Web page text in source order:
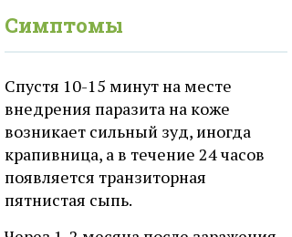
Симптомы
Спустя 10-15 минут на месте
внедрения паразита на коже
возникает сильный зуд, иногда
крапивница, а в течение 24 часов
появляется транзиторная
пятнистая сыпь.